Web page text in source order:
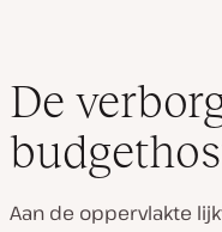
De
Aan de oppervlakte